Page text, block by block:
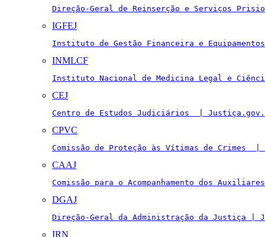
Direção-Geral de Reinserção e Serviços
IGFEJ
Instituto de Gestão Financeira e
INMLCF
Instituto Nacional de Medicina Legal e
CEJ
Centro de Estudos Judiciários  |
CPVC
Comissão de Proteção às Vítimas de Crimes
CAAJ
Comissão para o Acompanhamento dos
DGAJ
Direção-Geral da Administração da Justiça |
IRN